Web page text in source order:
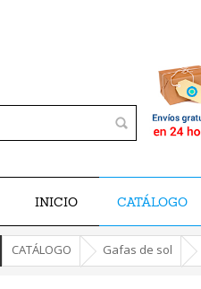
INICIO CATÁLOGO
»CATÁLOGO Gafas de sol